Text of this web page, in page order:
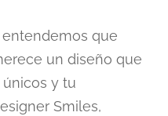
que
un diseño que
y tu
Smiles,